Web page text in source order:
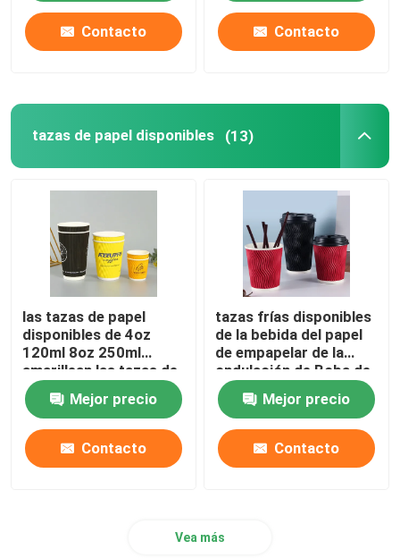
Cubiertos de madera disponibles
Contacto Contacto
tazas de papel disponibles (13)
las tazas de papel
disponibles de 4oz
120ml 8oz 250ml
amarillean las tazas de
café con la pared de la
ondulación de la tapa
Mejor precio
Contacto
tazas frías disponibles
de la bebida del papel
de empapelar de la
ondulación de Boba de
la burbuja 280gsm con
las tapasMejor precio
Contacto
Vea más